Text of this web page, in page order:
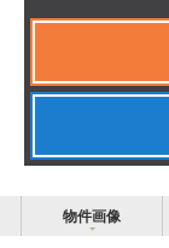
物件画像